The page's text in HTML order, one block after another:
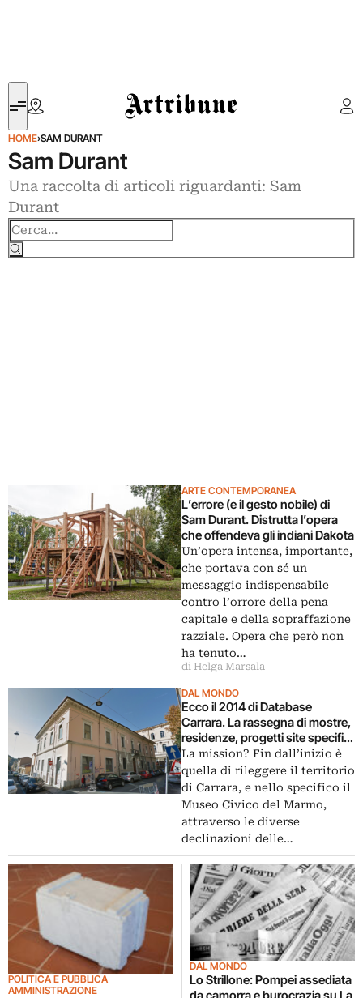
Artribune
HOME›SAM DURANT
Sam Durant
Una raccolta di articoli riguardanti: Sam
Durant
ARTE CONTEMPORANEA
L’errore (e il gesto nobile) di
Sam Durant. Distrutta l’opera
che offendeva gli indiani Dakota
Un’opera intensa, importante,
che portava con sé un
messaggio indispensabile
contro l’orrore della pena
capitale e della sopraffazione
razziale. Opera che però non
ha tenuto…
di Helga Marsala
DAL MONDO
Ecco il 2014 di Database
Carrara. La rassegna di mostre,
residenze, progetti site specific
riparte dai nuovi spazi dell’Ex
Accademia e arriva fino a
Singapore
La mission? Fin dall’inizio è
quella di rileggere il territorio
di Carrara, e nello specifico il
Museo Civico del Marmo,
attraverso le diverse
declinazioni delle…
POLITICA E PUBBLICA
AMMINISTRAZIONE
DAL MONDO
Lo Strillone: Pompei assediata
da camorra e burocrazia su La